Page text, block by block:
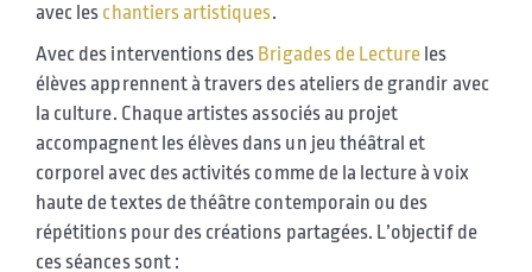
avec les chantiers artistiques.
Avec des interventions des Brigades de Lecture les
élèves apprennent à travers des ateliers de grandir avec
la culture. Chaque artistes associés au projet
accompagnent les élèves dans un jeu théâtral et
corporel avec des activités comme de la lecture à voix
haute de textes de théâtre contemporain ou des
répétitions pour des créations partagées. L’objectif de
ces séances sont :